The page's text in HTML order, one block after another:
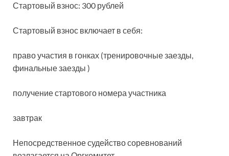
Стартовый взнос: 300 рублей
Стартовый взнос включает в себя:
право участия в гонках (тренировочные заезды,
финальные заезды )
получение стартового номера участника
завтрак
Непосредственное судейство соревнований